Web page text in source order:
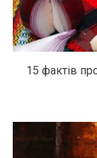
15 фактів